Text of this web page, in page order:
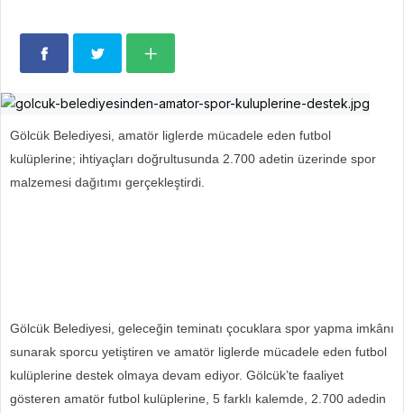
Gölcük Belediyesi, amatör liglerde mücadele eden futbol
kulüplerine; ihtiyaçları doğrultusunda 2.700 adetin üzerinde spor
malzemesi dağıtımı gerçekleştirdi.
Gölcük Belediyesi, geleceğin teminatı çocuklara spor yapma imkânı
sunarak sporcu yetiştiren ve amatör liglerde mücadele eden futbol
kulüplerine destek olmaya devam ediyor. Gölcük’te faaliyet
gösteren amatör futbol kulüplerine, 5 farklı kalemde, 2.700 adedin